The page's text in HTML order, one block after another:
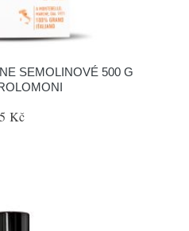
SEMOLINOVÉ 500 G
Kč